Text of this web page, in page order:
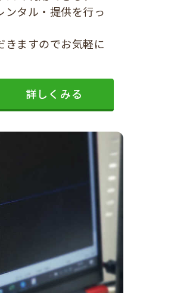
ンタル・提供を行っ
きますのでお気軽に
詳しくみる